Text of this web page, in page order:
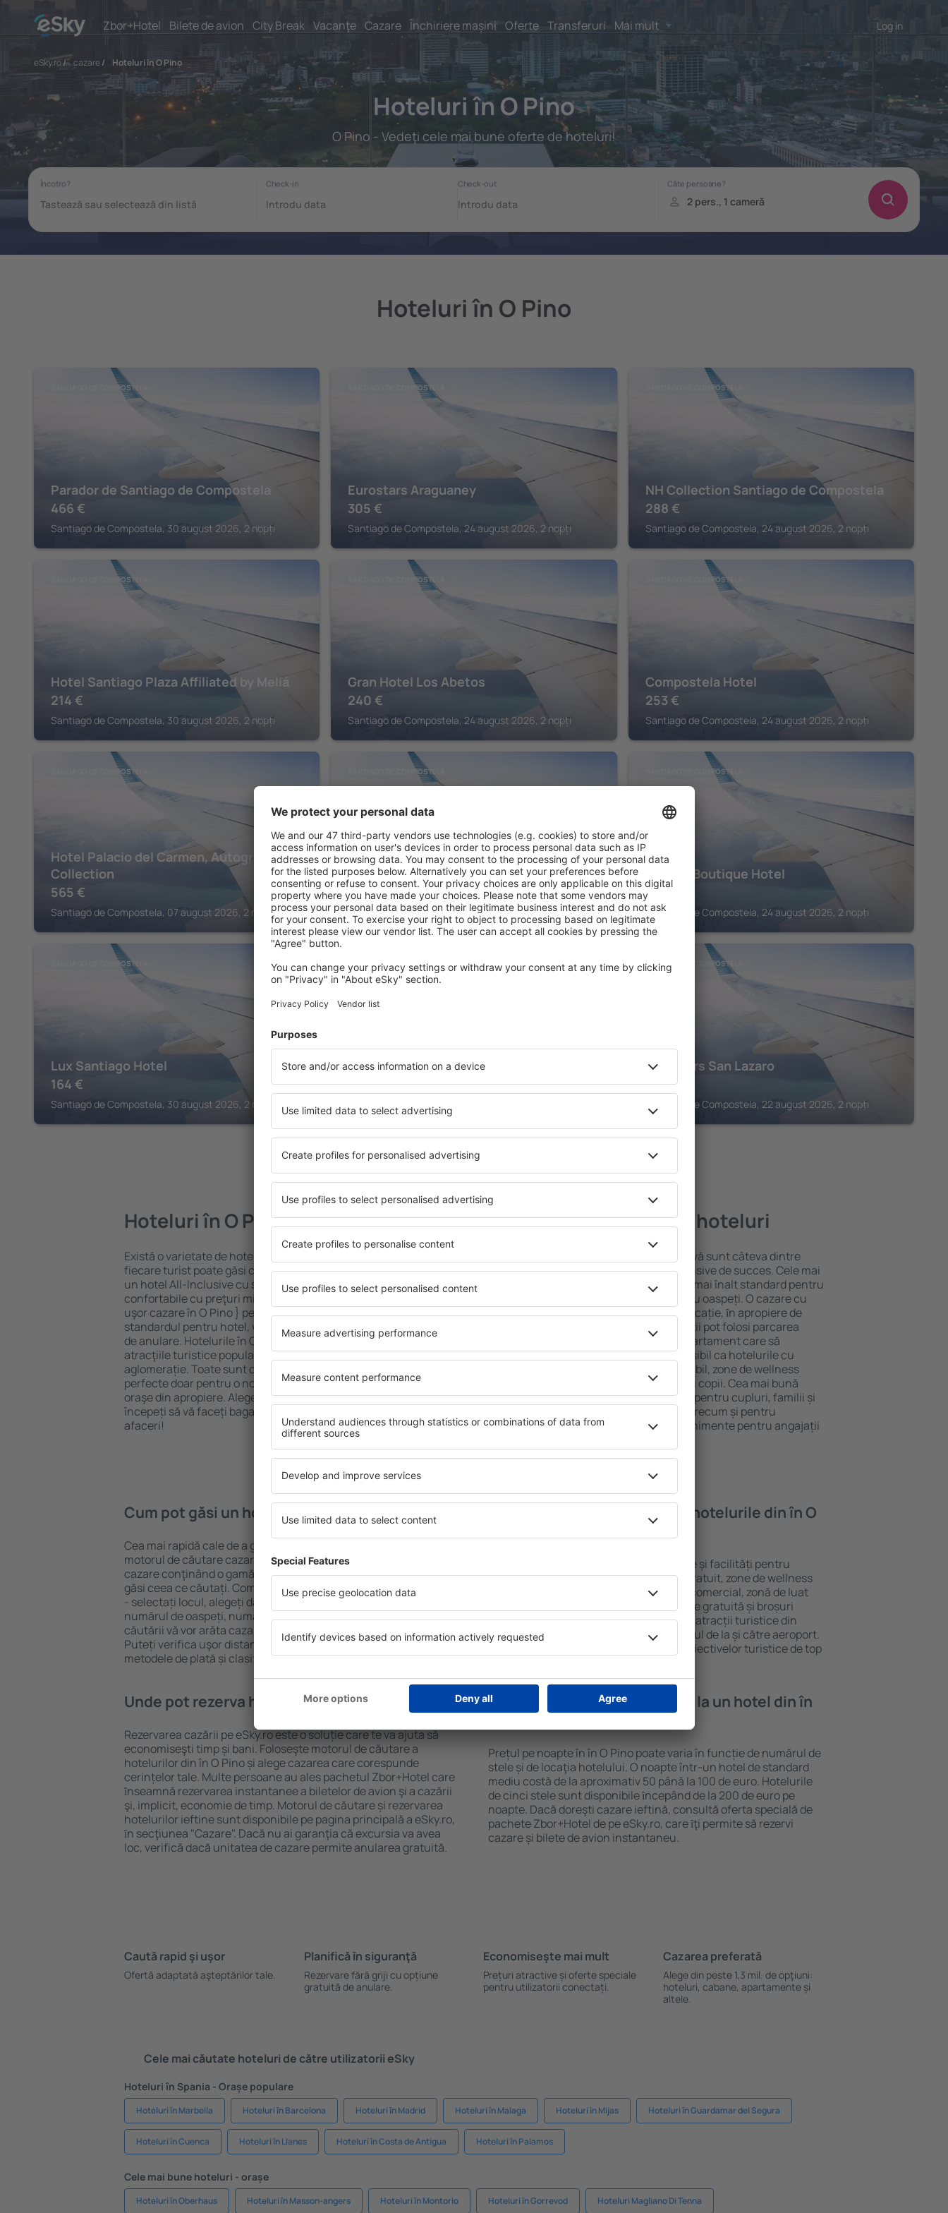
Zbor+Hotel Bilete de avion City Break Vacanţe Cazare Închiriere mașini Oferte Transferuri Mai mult Log in
eSky.ro/ cazare/ Hoteluri în O Pino
Hoteluri în O Pino
O Pino - Vedeţi cele mai bune oferte de hoteluri!
Hoteluri în O Pino
SANTIAGO DE COMPOSTELA
Parador de Santiago de Compostela
466 €
Santiago de Compostela, 30 august 2026, 2 nopți
SANTIAGO DE COMPOSTELA
Eurostars Araguaney
305 €
Santiago de Compostela, 24 august 2026, 2 nopți
SANTIAGO DE COMPOSTELA
NH Collection Santiago de Compostela
288 €
Santiago de Compostela, 24 august 2026, 2 nopți
SANTIAGO DE COMPOSTELA
Hotel Santiago Plaza Affiliated by Meliá
214 €
Santiago de Compostela, 30 august 2026, 2 nopți
SANTIAGO DE COMPOSTELA
Gran Hotel Los Abetos
240 €
Santiago de Compostela, 24 august 2026, 2 nopți
SANTIAGO DE COMPOSTELA
Compostela Hotel
253 €
Santiago de Compostela, 24 august 2026, 2 nopți
SANTIAGO DE COMPOSTELA
Hotel Palacio del Carmen, Autograph
Collection
565 €
Santiago de Compostela, 07 august 2026, 2 nopți
SANTIAGO DE COMPOSTELA
Exe Peregrino
223€
Santiago de Compostela, 30 august 2026, 2 nopți
SANTIAGO DE COMPOSTELA
Capitol Boutique Hotel
283 €
Santiago de Compostela, 24 august 2026, 2 nopți
SANTIAGO DE COMPOSTELA
Lux Santiago Hotel
164 €
Santiago de Compostela, 30 august 2026, 2 nopți
SANTIAGO DE COMPOSTELA
Hotel Gelmírez
269€
Santiago de Compostela, 24 august 2026, 2 nopți
SANTIAGO DE COMPOSTELA
Eurostars San Lazaro
209€
Santiago de Compostela, 22 august 2026, 2 nopți
Vedeți mai multe hoteluri în O Pino
Hoteluri în O Pino
Există o varietate de hoteluri disponibile în O Pino , astfel încât
fiecare turist poate găsi cazare potrivită nevoilor sale. Preferați
un hotel All-Inclusive cu standarde ȋnalte sau preferați hoteluri
confortabile cu preţuri mici? Cu ajutorul nostru puteți rezerva
uşor cazare în O Pino } pentru orice buget! Selectați destinația şi
standardul pentru hotel, verificați metodele de plată și opțiunile
de anulare. Hotelurile în O Pino sunt situate atât aproape de
atracţiile turistice populare, cât și puțin mai departe de
aglomerație. Toate sunt disponibile pentru o vacanță lungă sau
perfecte doar pentru o noapte atunci când doriţi să vizitaţi şi alte
oraşe din apropiere. Alegeți hotelul care vi se potriveşte și
începeți să vă faceți bagajele pentru o vacanţă sau călătorie de
afaceri!
O Pino – cele mai bune hoteluri
O varietate de servicii și o locație atractivă sunt câteva dintre
elementele cheie ale unui hotel All-Inclusive de succes. Cele mai
bune hoteluri din O Pino garantează cel mai înalt standard pentru
servicii și o gamă largă de facilități pentru oaspeți. O cazare cu
standarde ridicate oferă cea mai bună locație, ȋn apropiere de
principalele distracţii din O Pino . Oaspeții pot folosi parcarea
gratuită și pot alege o cameră sau un apartament care să
corespundă perfect nevoilor lor. Este posibil ca hotelurile cu
standarde ȋnalte să ofere un meniu variabil, zone de wellness
precum spa și fitness, și activități pentru copii. Cea mai bună
cazare în O Pino este o alegere perfectă pentru cupluri, familii și
persoane aflate în călătorie de afaceri, precum și pentru
companii care doresc să organizeze evenimente pentru angajații
Cum pot găsi un hotel în O Pino ?
Cea mai rapidă cale de a găsi un hotel în O Pino este folosind
motorul de căutare cazare eSky. Baza mare de date cu locuri de
cazare conţinând o gamă largă de opţiuni este o garanție că veți
găsi ceea ce căutați. Completați câmpurile motorului de căutare
- selectați locul, alegeți data de check-in și check-out, adăugați
numărul de oaspeți, numărul de camere şi gata! Rezultatele
căutării vă vor arăta cazarea disponibilă ȋn perioada selectată.
Puteți verifica uşor distanța de la hotel ȋn centrul orașului,
metodele de plată și clasificarea hotelului.
Ce fel de facilităţi voi găsi ȋn hotelurile din în O
Hotelurile în O Pino au diferite standarde și facilități pentru
oaspeți. Cele mai frecvente sunt Wi-Fi gratuit, zone de wellness
cu SPA, mini bar/seif în cameră, centru comercial, zonă de luat
masa, zonă de joacă pentru copii, parcare gratuită și broșuri
informative despre cele mai interesante atracții turistice din
zonă. Unele proprietăți includ și transferul de la și către aeroport.
Uneori, acestea încurajează vizitarea obiectivelor turistice de top
Unde pot rezerva hoteluri ȋn în O Pino ?
Rezervarea cazării pe eSky.ro este o soluție care te va ajuta să
economiseşti timp și bani. Foloseşte motorul de căutare a
hotelurilor din în O Pino și alege cazarea care corespunde
cerințelor tale. Multe persoane au ales pachetul Zbor+Hotel care
ȋnseamnă rezervarea instantanee a biletelor de avion şi a cazării
şi, implicit, economie de timp. Motorul de căutare și rezervarea
hotelurilor ieftine sunt disponibile pe pagina principală a eSky.ro,
ȋn secţiunea "Cazare". Dacă nu ai garanţia că excursia va avea
loc, verifică dacă unitatea de cazare permite anularea gratuită.
Cât costă o noapte de cazare la un hotel din în
Prețul pe noapte în în O Pino poate varia în funcție de numărul de
stele și de locaţia hotelului. O noapte într-un hotel de standard
mediu costă de la aproximativ 50 până la 100 de euro. Hotelurile
de cinci stele sunt disponibile ȋncepând de la 200 de euro pe
noapte. Dacă doreşti cazare ieftină, consultă oferta specială de
pachete Zbor+Hotel de pe eSky.ro, care ȋţi permite să rezervi
cazare și bilete de avion instantaneu.
Caută rapid şi uşor
Ofertă adaptată aşteptărilor tale.
Planifică ȋn siguranţă
Rezervare fără griji cu opțiune
gratuită de anulare.
Economiseşte mai mult
Prețuri atractive și oferte speciale
pentru utilizatorii conectați.
Cazarea preferată
Alege din peste 1,3 mil. de opţiuni:
hoteluri, cabane, apartamente și
altele.
Cele mai căutate hoteluri de către utilizatorii eSky
Hoteluri în Spania - Orașe populare
Hoteluri în Marbella Hoteluri în Barcelona Hoteluri în Madrid Hoteluri în Malaga Hoteluri în Mijas Hoteluri în Guardamar del Segura
Hoteluri în Cuenca Hoteluri în Llanes Hoteluri în Costa de Antigua Hoteluri în Palamos
Cele mai bune hoteluri - orașe
Hoteluri în Oberhaus Hoteluri în Masson-angers Hoteluri în Montorio Hoteluri în Gorrevod Hoteluri Magliano Di Tenna